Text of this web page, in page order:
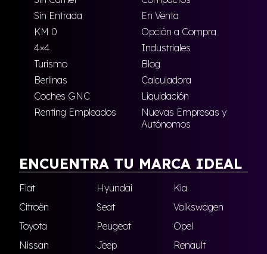
Sin Entrada
En Venta
KM 0
Opción a Compra
4×4
Industriales
Turismo
Blog
Berlinas
Calculadora
Coches GNC
Liquidación
Renting Empleados
Nuevas Empresas y
Autónomos
ENCUENTRA TU MARCA IDEAL
Fiat Hyundai
Kia
Citroën
Seat
Volkswagen
Toyota
Peugeot
Opel
Nissan
Jeep Renault